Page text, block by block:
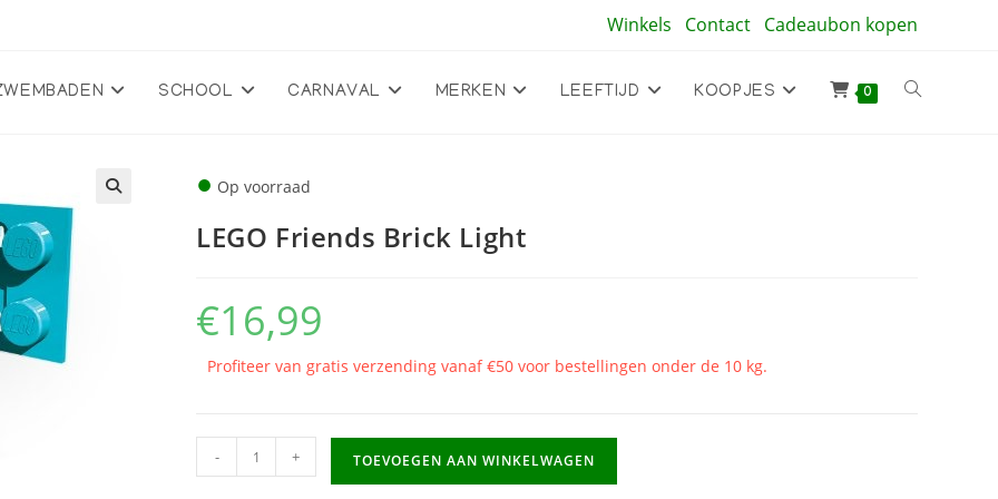
Winkels Contact Cadeaubon kopen
SCHOOL CARNAVAL MERKEN LEEFTIJD KOOPJES 0 Toggle
● Op voorraad
LEGO Friends Brick Light
€16,99
Profiteer van gratis verzending vanaf €50 voor bestellingen onder de 10 kg.
Friends
- + TOEVOEGEN AAN WINKELWAGEN